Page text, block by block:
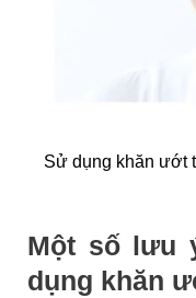
Sử dụng khăn ướt
Một số lưu
dụng khăn